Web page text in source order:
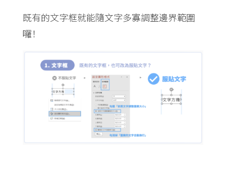
既有的文字框就能隨文字多寡調整邊界範圍
囉！